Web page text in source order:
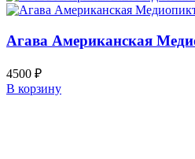
Агава Американская
4500 ₽
В корзину